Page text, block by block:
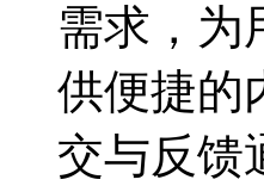
需求，为
供便捷的
交与反馈